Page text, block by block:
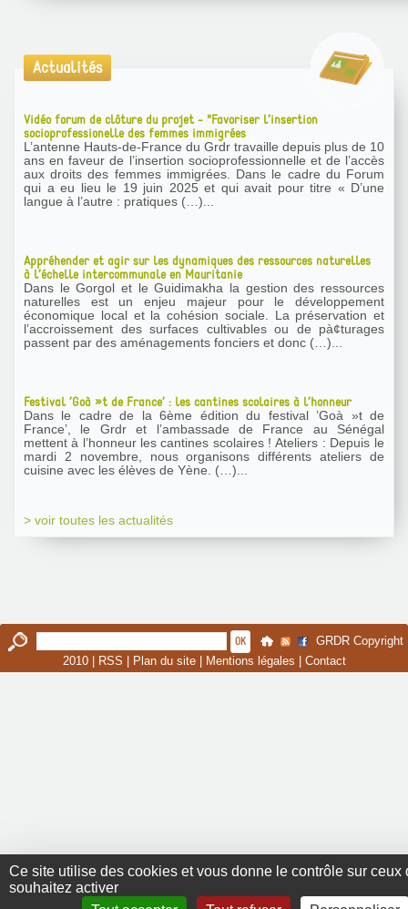
Ce site utilise des cookies et vous donne le contrôle sur ceux
souhaitez activer
Actualités
Vidéo forum de clôture du projet - "Favoriser l’insertion
socioprofessionelle des femmes immigrées
L’antenne Hauts-de-France du Grdr travaille depuis plus de 10
ans en faveur de l’insertion socioprofessionnelle et de l’accès
aux droits des femmes immigrées. Dans le cadre du Forum
qui a eu lieu le 19 juin 2025 et qui avait pour titre « D’une
langue à l’autre : pratiques (…)...
Appréhender et agir sur les dynamiques des ressources naturelles
à l’échelle intercommunale en Mauritanie
Dans le Gorgol et le Guidimakha la gestion des ressources
naturelles est un enjeu majeur pour le développement
économique local et la cohésion sociale. La préservation et
l’accroissement des surfaces cultivables ou de pà¢turages
passent par des aménagements fonciers et donc (…)...
Festival ’Goà »t de France’ : les cantines scolaires à l’honneur
Dans le cadre de la 6ème édition du festival ’Goà »t de
France’, le Grdr et l’ambassade de France au Sénégal
mettent à l’honneur les cantines scolaires ! Ateliers : Depuis le
mardi 2 novembre, nous organisons différents ateliers de
cuisine avec les élèves de Yène. (…)...
> voir toutes les actualités
GRDR Copyright
2010 | RSS | Plan du site| Mentions légales | Contact